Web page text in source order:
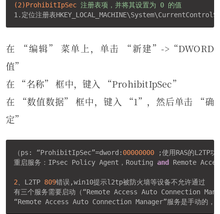
(2)ProhibitIpSec 注册表项，并将其设置为 0 的值
1.定位注册表
在 “编辑” 菜单上，单击 “新建”->“DWORD
值”
在 “名称” 框中，键入 “ProhibitIpSec”
在 “数值数据” 框中，键入 “1”，然后单击 “确
定”
（ps: “ProhibitIpSec”=dword: 00000000 ;使用RAS的L2TP
重启服务：IPsec Policy Agent，Routing and Remote
2 、L2TP 809错误,win10提示l2tp被防火墙等设备不允许通过
有三个服务需要启动（“Remote Access Auto Connection